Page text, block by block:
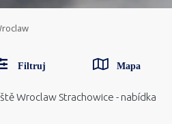
Filtruj Mapa
Wroclaw Strachowice - nabídka